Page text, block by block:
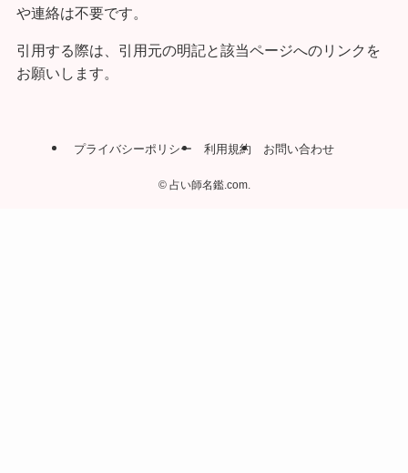
や連絡は不要です。
引用する際は、引用元の明記と該当ページへのリンクを
お願いします。
プライバシーポリシー 利用規約 お問い合わせ
©占い師名鑑.com.